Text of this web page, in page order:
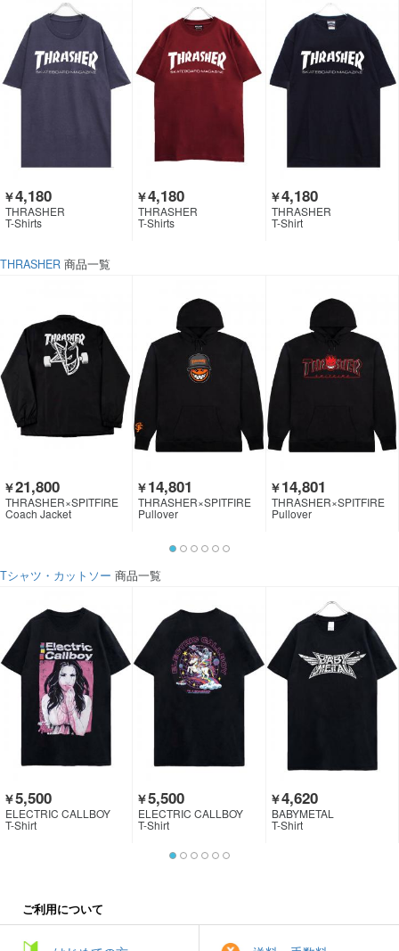
￥4,180
THRASHER
T-Shirts
￥4,180
THRASHER
T-Shirts
￥4,180
THRASHER
T-Shirt
THRASHER 商品一覧
￥21,800
THRASHER×SPITFIRE
Coach Jacket
￥14,801
THRASHER×SPITFIRE
Pullover
￥14,801
THRASHER×SPITFIRE
Pullover
Tシャツ・カットソー 商品一覧
￥5,500
ELECTRIC CALLBOY
T-Shirt
￥5,500
ELECTRIC CALLBOY
T-Shirt
￥4,620
BABYMETAL
T-Shirt
ご利用について